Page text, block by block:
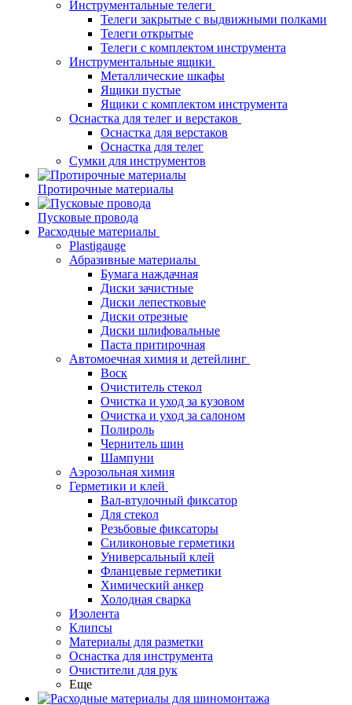
Инструментальные телеги
Телеги закрытые с выдвижными полками
Телеги открытые
Телеги с комплектом инструмента
Инструментальные ящики
Металлические шкафы
Ящики пустые
Ящики с комплектом инструмента
Оснастка для телег и верстаков
Оснастка для верстаков
Оснастка для телег
Сумки для инструментов
Протирочные материалы
Пусковые провода
Расходные материалы
Plastigauge
Абразивные материалы
Бумага наждачная
Диски зачистные
Диски лепестковые
Диски отрезные
Диски шлифовальные
Паста притирочная
Автомоечная химия и детейлинг
Воск
Очиститель стекол
Очистка и уход за кузовом
Очистка и уход за салоном
Полироль
Чернитель шин
Шампуни
Аэрозольная химия
Герметики и клей
Вал-втулочный фиксатор
Для стекол
Резьбовые фиксаторы
Силиконовые герметики
Универсальный клей
Фланцевые герметики
Химический анкер
Холодная сварка
Изолента
Клипсы
Материалы для разметки
Оснастка для инструмента
Очистители для рук
Еще